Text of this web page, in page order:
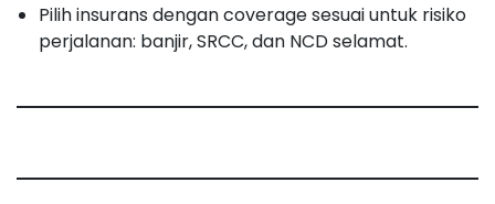
Pilih insurans dengan coverage sesuai untuk risiko
perjalanan: banjir, SRCC, dan NCD selamat.